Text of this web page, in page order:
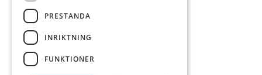
PRESTANDA
INRIKTNING
FUNKTIONER